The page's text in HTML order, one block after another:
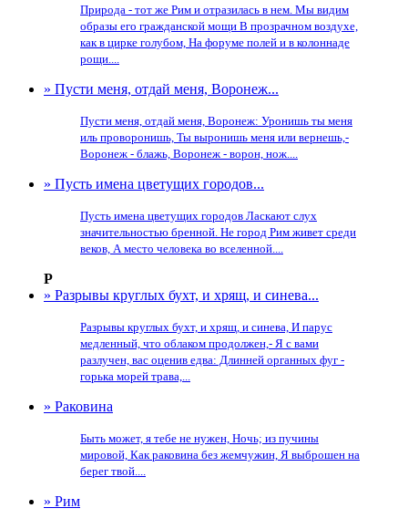
Природа - тот же Рим и отразилась в нем. Мы видим
образы его гражданской мощи В прозрачном воздухе,
как в цирке голубом, На форуме полей и в колоннаде
рощи....
» Пусти меня, отдай меня, Воронеж...
Пусти меня, отдай меня, Воронеж: Уронишь ты меня
иль проворонишь, Ты выронишь меня или вернешь,-
Воронеж - блажь, Воронеж - ворон, нож....
» Пусть имена цветущих городов...
Пусть имена цветущих городов Ласкают слух
значительностью бренной. Не город Рим живет среди
веков, А место человека во вселенной....
Р
» Разрывы круглых бухт, и хрящ, и синева...
Разрывы круглых бухт, и хрящ, и синева, И парус
медленный, что облаком продолжен,- Я с вами
разлучен, вас оценив едва: Длинней органных фуг -
горька морей трава,...
» Раковина
Быть может, я тебе не нужен, Ночь; из пучины
мировой, Как раковина без жемчужин, Я выброшен на
берег твой....
» Рим